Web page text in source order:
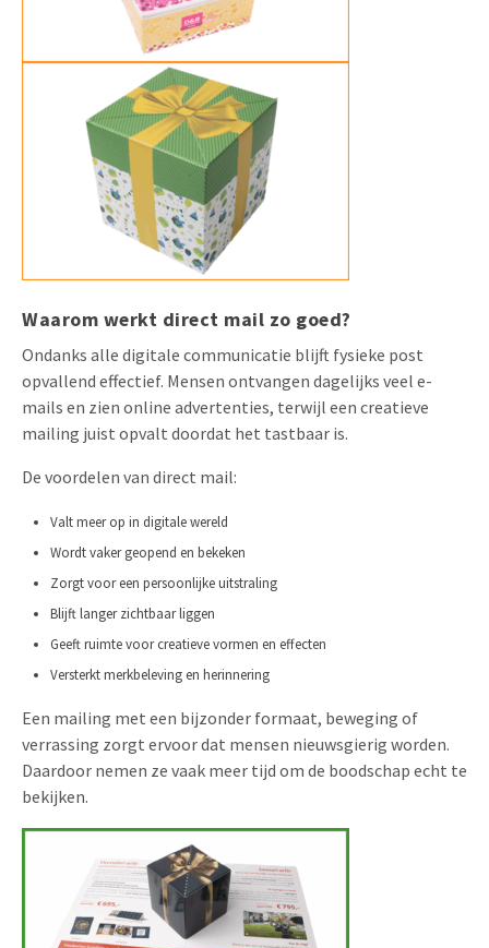
Waarom werkt direct mail zo goed?
Ondanks alle digitale communicatie blijft fysieke post
opvallend effectief. Mensen ontvangen dagelijks veel e-
mails en zien online advertenties, terwijl een creatieve
mailing juist opvalt doordat het tastbaar is.
De voordelen van direct mail:
Valt meer op in digitale wereld
Wordt vaker geopend en bekeken
Zorgt voor een persoonlijke uitstraling
Blijft langer zichtbaar liggen
Geeft ruimte voor creatieve vormen en effecten
Versterkt merkbeleving en herinnering
Een mailing met een bijzonder formaat, beweging of
verrassing zorgt ervoor dat mensen nieuwsgierig worden.
Daardoor nemen ze vaak meer tijd om de boodschap echt te
bekijken.